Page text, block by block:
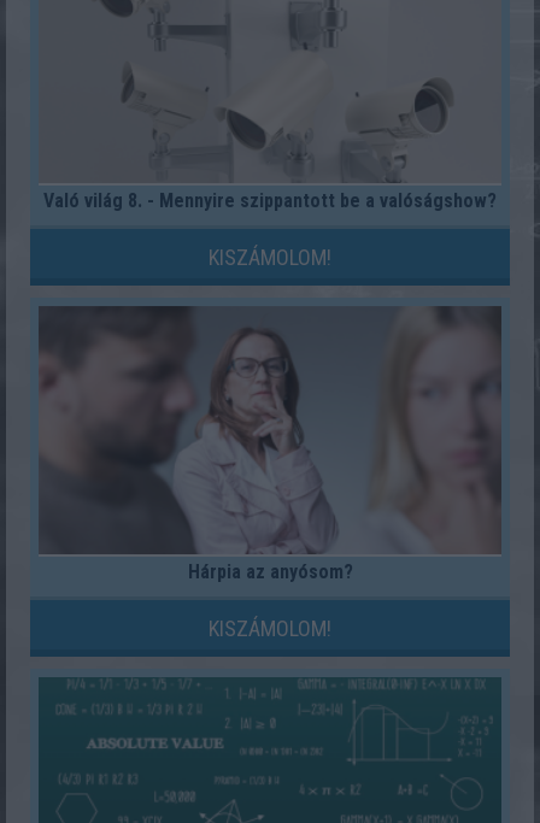
Való világ 8. - Mennyire szippantott be a valóságshow?
KISZÁMOLOM!
Hárpia az anyósom?
KISZÁMOLOM!